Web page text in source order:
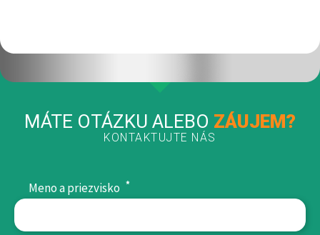
MÁTE OTÁZKU ALEBO ZÁUJEM?
KONTAKTUJTE NÁS
Meno a priezvisko *